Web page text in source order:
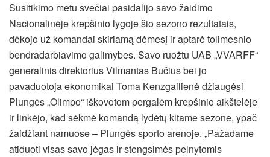
Susitikimo metu svečiai pasidalijo savo žaidimo
Nacionalinėje krepšinio lygoje šio sezono rezultatais,
dėkojo už komandai skiriamą dėmesį ir aptarė tolimesnio
bendradarbiavimo galimybes. Savo ruožtu UAB „VVARFF“
generalinis direktorius Vilmantas Bučius bei jo
pavaduotoja ekonomikai Toma Kenzgailienė džiaugėsi
Plungės „Olimpo“ iškovotom pergalėm krepšinio aikštelėje
ir linkėjo, kad sėkmė komandą lydėtų kitame sezone, ypač
žaidžiant namuose – Plungės sporto arenoje. „Pažadame
atiduoti visas savo jėgas ir stengsimės pelnytomis